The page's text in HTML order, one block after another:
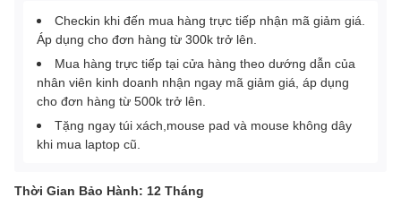
Checkin khi đến mua hàng trực tiếp nhận mã giảm giá.
Áp dụng cho đơn hàng từ 300k trở lên.
Mua hàng trực tiếp tại cửa hàng theo dướng dẫn của
nhân viên kinh doanh nhận ngay mã giảm giá, áp dụng
cho đơn hàng từ 500k trở lên.
Tặng ngay túi xách,mouse pad và mouse không dây
khi mua laptop cũ.
Thời Gian Bảo Hành: 12 Tháng